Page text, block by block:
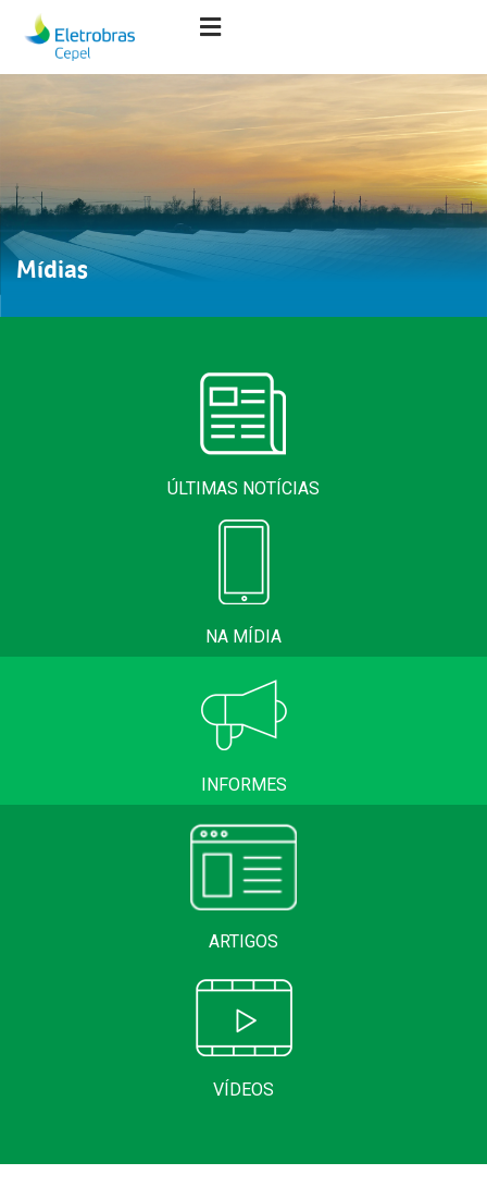
Mídias
ÚLTIMAS NOTÍCIAS
NA MÍDIA
INFORMES
ARTIGOS
VÍDEOS